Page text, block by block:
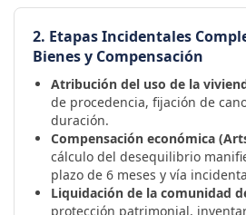
2. Etapas Incidentales
Bienes y Compensación
Atribución del uso de la
de procedencia, fijación de
duración.
Compensación económica
cálculo del desequilibrio
plazo de 6 meses y vía
Liquidación de la comunidad
protección patrimonial,